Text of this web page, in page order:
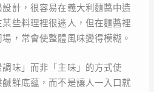
計，很容易在義大利麵醬中造
些料理裡很迷人，但在麵醬裡
，常會使整體風味變得模糊。
味」而非「主味」的方式使
鮮底蘊，而不是讓人一入口就